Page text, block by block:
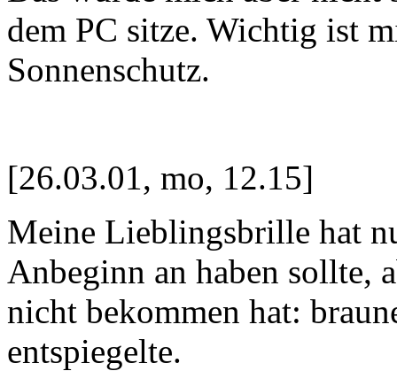
dem PC sitze. Wichtig ist
Sonnenschutz.
[26.03.01, mo, 12.15]
Meine Lieblingsbrille hat
Anbeginn an haben sollte,
nicht bekommen hat:
entspiegelte.